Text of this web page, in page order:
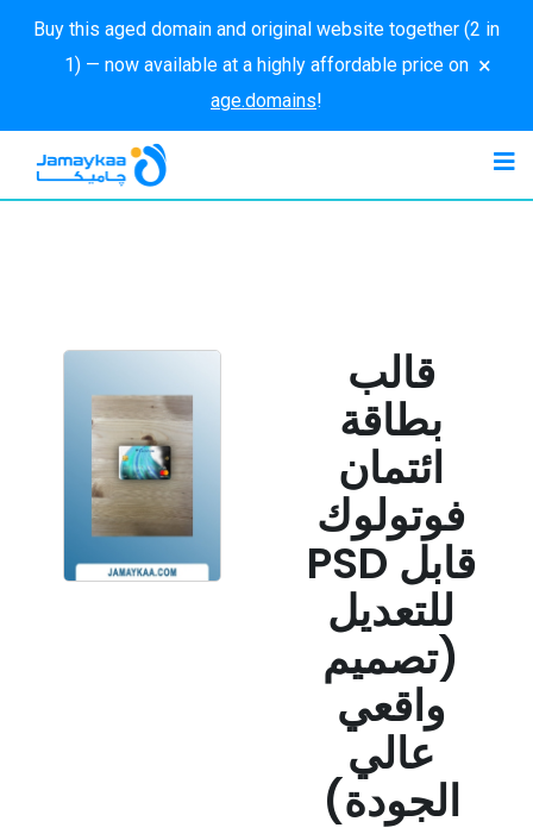
Buy this aged domain and original website together (2 in
1) — now available at a highly affordable price on
age.domains!
×
قالب
بطاقة
ائتمان
فوتولوك
PSD قابل
للتعديل
(تصميم
واقعي
عالي
الجودة)